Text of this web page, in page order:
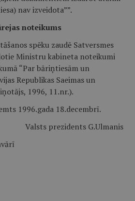
nav izveidota””.
noteikums
spēku zaudē Satversmes
Ministru kabineta noteikumi
“Par bāriņtiesām un
Republikas Saeimas un
1996, 11.nr.).
1996.gada 18.decembrī.
Valsts prezidents G.Ulmanis